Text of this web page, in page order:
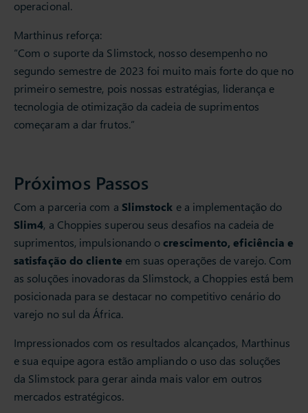
operacional.
Marthinus reforça:
“Com o suporte da Slimstock, nosso desempenho no
segundo semestre de 2023 foi muito mais forte do que no
primeiro semestre, pois nossas estratégias, liderança e
tecnologia de otimização da cadeia de suprimentos
começaram a dar frutos.”
Próximos Passos
Com a parceria com a Slimstock e a implementação do
Slim4, a Choppies superou seus desafios na cadeia de
suprimentos, impulsionando ocrescimento, eficiência e
satisfação do cliente em suas operações de varejo. Com
as soluções inovadoras da Slimstock, a Choppies está bem
posicionada para se destacar no competitivo cenário do
varejo no sul da África.
Impressionados com os resultados alcançados, Marthinus
e sua equipe agora estão ampliando o uso das soluções
da Slimstock para gerar ainda mais valor em outros
mercados estratégicos.